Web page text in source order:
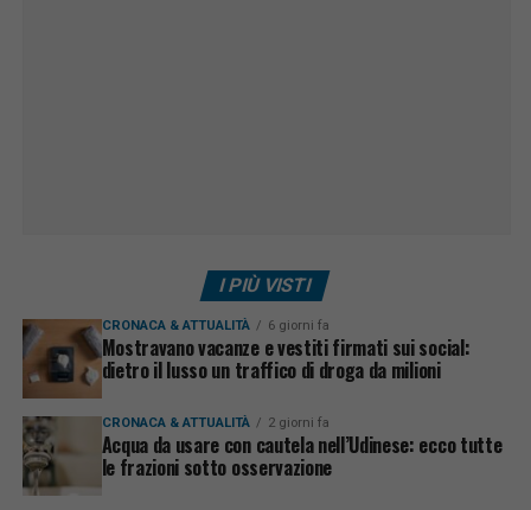
I PIÙ VISTI
CRONACA & ATTUALITÀ 6 giorni fa
Mostravano vacanze e vestiti firmati sui social:
dietro il lusso un traffico di droga da milioni
CRONACA & ATTUALITÀ 2 giorni fa
Acqua da usare con cautela nell’Udinese: ecco tutte
le frazioni sotto osservazione